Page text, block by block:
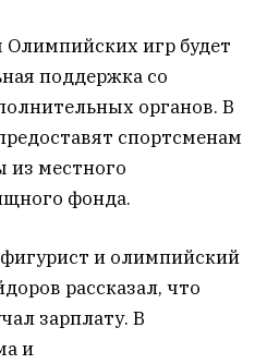
Олимпийских игр будет
поддержка со
органов. В
спортсменам
из местного
фонда.
фигурист и олимпийский
рассказал, что
зарплату. В
и